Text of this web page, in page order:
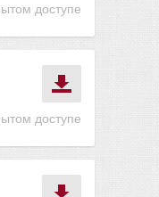
доступе
доступе